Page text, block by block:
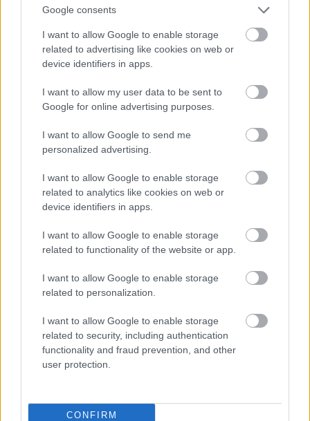
Google consents
I want to allow Google to enable storage
related to advertising like cookies on web or
device identifiers in apps.
I want to allow my user data to be sent to
Google for online advertising purposes.
I want to allow Google to send me
personalized advertising.
I want to allow Google to enable storage
related to analytics like cookies on web or
device identifiers in apps.
I want to allow Google to enable storage
related to functionality of the website or app.
I want to allow Google to enable storage
related to personalization.
I want to allow Google to enable storage
related to security, including authentication
functionality and fraud prevention, and other
user protection.
CONFIRM
“Bērnu māte atsakās
bērnus laist ceļojumā!”
Notāre skaidro, kas šādos
gadījumos jāzina vecākiem
Atcelt Ziņot